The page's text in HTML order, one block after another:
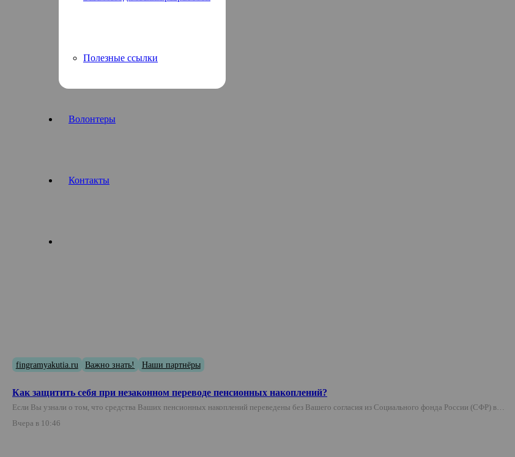
Полезные ссылки
Волонтеры
Контакты
fingramyakutia.ru Важно знать! Наши партнёры
Как защитить себя при незаконном переводе пенсионных накоплений?
Если Вы узнали о том, что средства Ваших пенсионных накоплений переведены без Вашего согласия из Социального фонда России (СФР) в…
Вчера в 10:46